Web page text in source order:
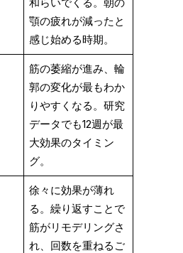
和らいでくる。朝の
顎の疲れが減ったと
感じ始める時期。
筋の萎縮が進み、輪
郭の変化が最もわか
りやすくなる。研究
データでも12週が最
大効果のタイミン
グ。
徐々に効果が薄れ
る。繰り返すことで
筋がリモデリングさ
れ、回数を重ねるご